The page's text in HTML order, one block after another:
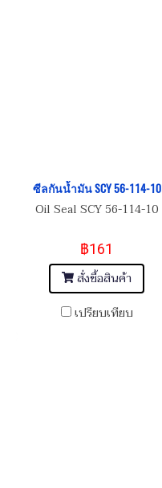
ซีลกันน้ำมัน SCY 56-114-10
Oil Seal SCY 56-114-10
฿161
สั่งซื้อสินค้า
เปรียบเทียบ